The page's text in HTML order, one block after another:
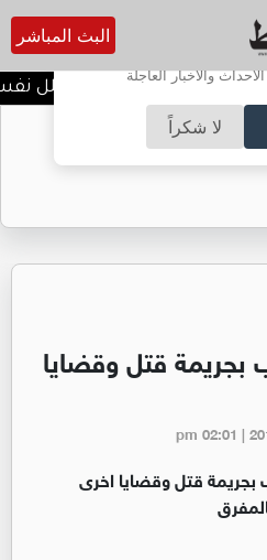
الإشعارات؟
والأخبار العاجلة
لا شكراً
البث المباشر
وقت الأزمات.. خلل نفسي
يتحول الغاز إلى فرص عمل
قتل وقضايا